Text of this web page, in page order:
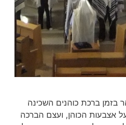
בזמן ברכת כוהנים השכינה
אצבעות הכוהן, ועצם הברכה